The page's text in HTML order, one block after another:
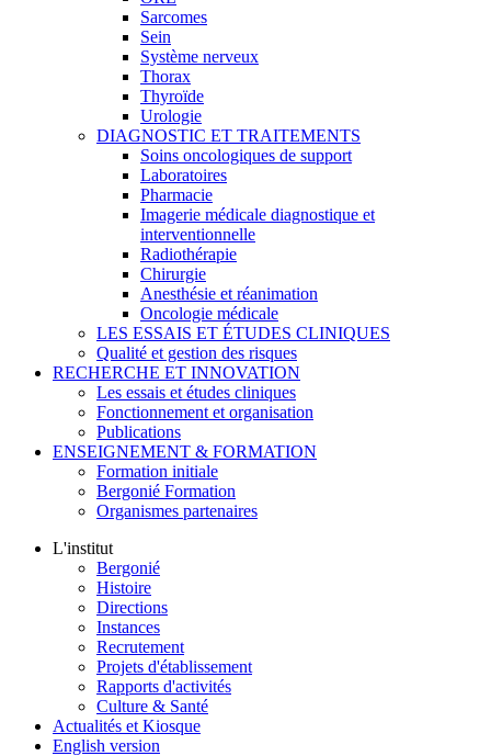
Sarcomes
Sein
Système nerveux
Thorax
Thyroïde
Urologie
DIAGNOSTIC ET TRAITEMENTS
Soins oncologiques de support
Laboratoires
Pharmacie
Imagerie médicale diagnostique et
interventionnelle
Radiothérapie
Chirurgie
Anesthésie et réanimation
Oncologie médicale
LES ESSAIS ET ÉTUDES CLINIQUES
Qualité et gestion des risques
RECHERCHE ET INNOVATION
Les essais et études cliniques
Fonctionnement et organisation
Publications
ENSEIGNEMENT & FORMATION
Formation initiale
Bergonié Formation
Organismes partenaires
L'institut
Bergonié
Histoire
Directions
Instances
Recrutement
Projets d'établissement
Rapports d'activités
Culture & Santé
Actualités et Kiosque
English version